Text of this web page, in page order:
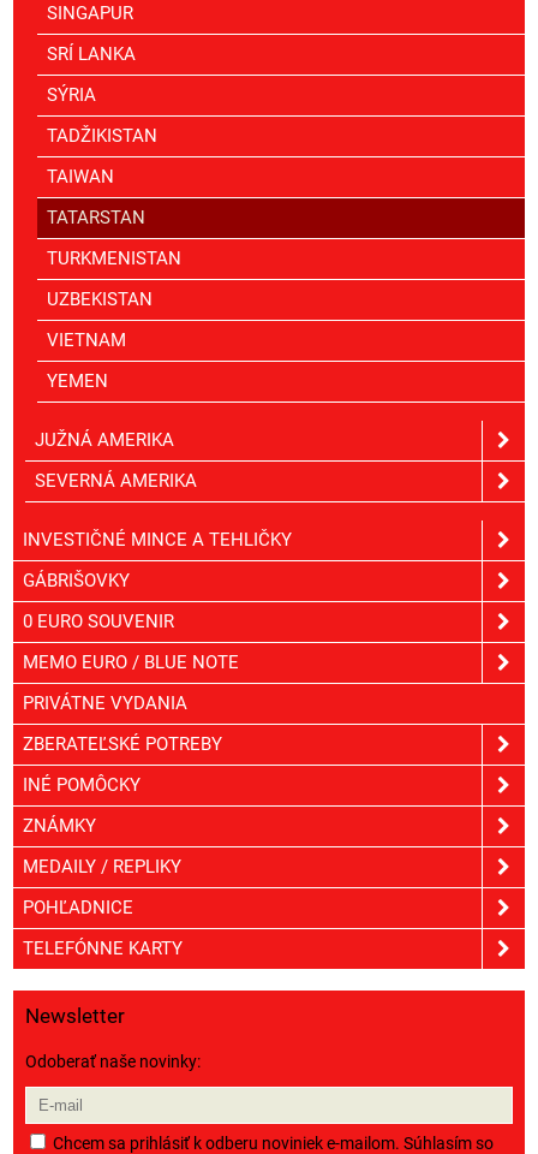
SINGAPUR
SRÍ LANKA
SÝRIA
TADŽIKISTAN
TAIWAN
TATARSTAN
TURKMENISTAN
UZBEKISTAN
VIETNAM
YEMEN
JUŽNÁ AMERIKA
SEVERNÁ AMERIKA
INVESTIČNÉ MINCE A TEHLIČKY
GÁBRIŠOVKY
0 EURO SOUVENIR
MEMO EURO / BLUE NOTE
PRIVÁTNE VYDANIA
ZBERATEĽSKÉ POTREBY
INÉ POMÔCKY
ZNÁMKY
MEDAILY / REPLIKY
POHĽADNICE
TELEFÓNNE KARTY
Newsletter
Odoberať naše novinky:
Chcem sa prihlásiť k odberu noviniek e-mailom. Súhlasím so